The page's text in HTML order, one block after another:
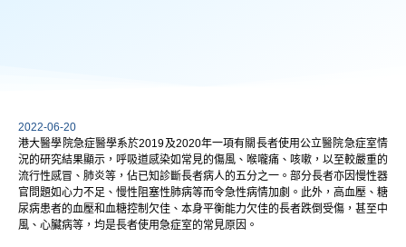
2022-06-20
港大醫學院急症醫學系於2019及2020年一項有關長者使用公立醫院急症室情
況的研究結果顯示，呼吸道感染如常見的傷風、喉嚨痛、咳嗽，以至較嚴重的
流行性感冒、肺炎等，佔已知診斷長者病人的五分之一。部分長者亦因慢性器
官問題如心力不足、慢性阻塞性肺病等而令急性病情加劇。此外，高血壓、糖
尿病患者的血壓和血糖控制欠佳、本身平衡能力欠佳的長者跌倒受傷，甚至中
風、心臟病等，均是長者使用急症室的常見原因。